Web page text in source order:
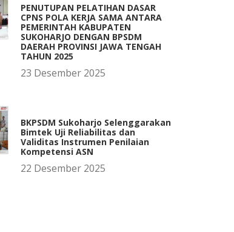
PENUTUPAN PELATIHAN DASAR
CPNS POLA KERJA SAMA ANTARA
PEMERINTAH KABUPATEN
SUKOHARJO DENGAN BPSDM
DAERAH PROVINSI JAWA TENGAH
TAHUN 2025
23 Desember 2025
BKPSDM Sukoharjo Selenggarakan
Bimtek Uji Reliabilitas dan
Validitas Instrumen Penilaian
Kompetensi ASN
22 Desember 2025